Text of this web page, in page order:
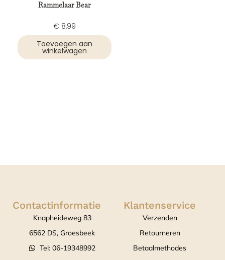
Rammelaar Bear
€ 8,99
Toevoegen aan
winkelwagen
Contactinformatie
Knapheideweg 83
6562 DS, Groesbeek
Tel: 06-19348992
Klantenservice
Verzenden
Retourneren
Betaalmethodes